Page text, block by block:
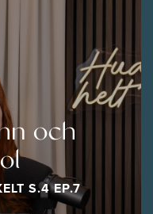
och
S.4 EP.7